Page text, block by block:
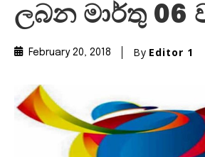
ලබන මාර්තු 06
February 20, 2018 By Editor 1